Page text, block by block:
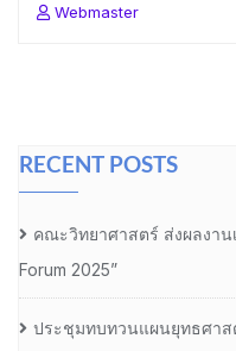
Webmaster
RECENT POSTS
คณะวิทยาศาสตร์ ส่งผลงาน
Forum 2025”
ประชุมทบทวนแผนยุทธศา